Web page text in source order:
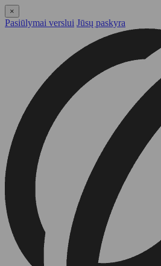
×
Pasiūlymai verslui Jūsų paskyra